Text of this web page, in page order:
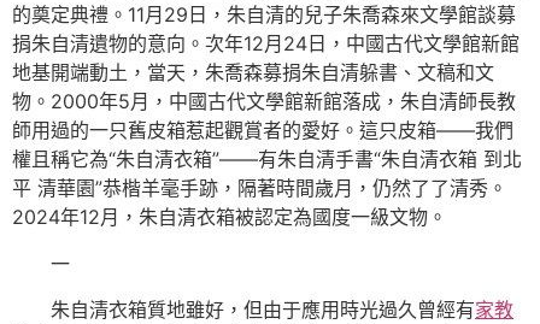
的奠定典禮。11月29日，朱自清的兒子朱喬森來文學館談募
捐朱自清遺物的意向。次年12月24日，中國古代文學館新館
地基開端動土，當天，朱喬森募捐朱自清躲書、文稿和文
物。2000年5月，中國古代文學館新館落成，朱自清師長教
師用過的一只舊皮箱惹起觀賞者的愛好。這只皮箱——我們
權且稱它為“朱自清衣箱”——有朱自清手書“朱自清衣箱 到北
平 清華園”恭楷羊毫手跡，隔著時間歲月，仍然了了清秀。
2024年12月，朱自清衣箱被認定為國度一級文物。
一
朱自清衣箱質地雖好，但由于應用時光過久曾經有家教